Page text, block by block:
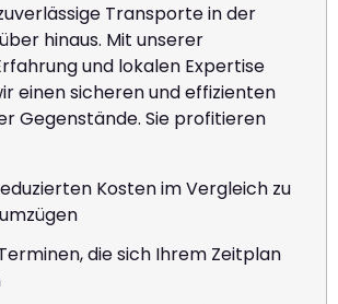
Transporte in der
hinaus. Mit unserer
und lokalen Expertise
einen sicheren und effizienten
Gegenstände. Sie profitieren
Kosten im Vergleich zu
die sich Ihrem Zeitplan